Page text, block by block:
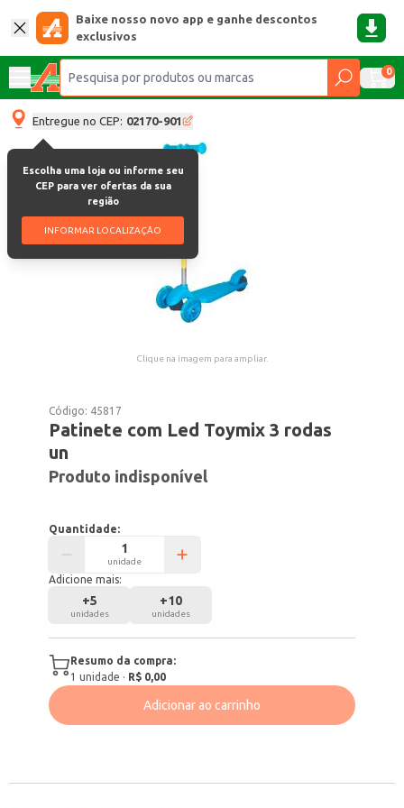
Baixe nosso novo app e ganhe descontos
exclusivos
0
Entregue no CEP: 02170-901
Escolha uma loja ou informe seu
CEP para ver ofertas da sua
região
INFORMAR LOCALIZAÇÃO
Clique na imagem para ampliar.
Código: 45817
Patinete com Led Toymix 3 rodas
un
Produto indisponível
Quantidade:
unidade
Adicione mais:
+5
unidades
+10
unidades
Resumo da compra:
1 unidade · R$ 0,00
Adicionar ao carrinho